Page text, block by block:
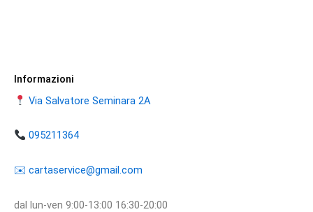
Informazioni
Via Salvatore Seminara 2A
095211364
​​✉️ ​cartaservice@gmail.com
dal lun-ven 9:00-13:00 16:30-20:00